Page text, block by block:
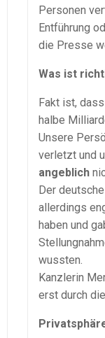
Personen
Entführung
die Presse
Was ist
Fakt ist,
halbe
Unsere
verletzt und
angeblich
Der
allerdings
haben und
wussten.
Kanzlerin
erst durch